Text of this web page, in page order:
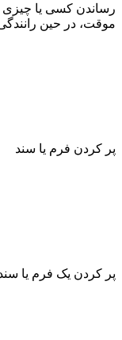
رساندن کسی یا چیزی
موقت، در حین
پر کردن فرم یا سند
پر کردن یک فرم یا